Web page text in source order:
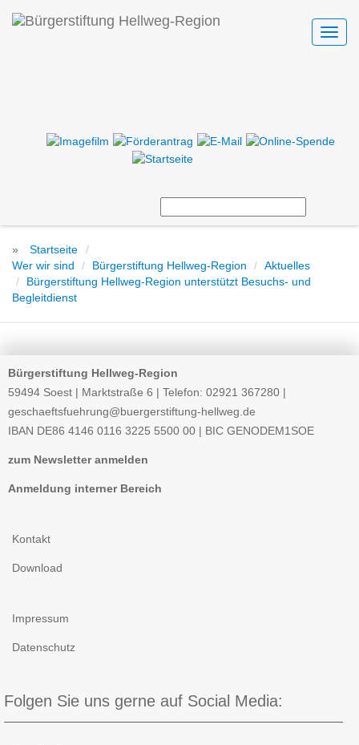
»
Startseite
Wer wir sind
Bürgerstiftung Hellweg-Region
Aktuelles
Bürgerstiftung Hellweg-Region unterstützt Besuchs- und
Begleitdienst
Bürgerstiftung Hellweg-Region
59494 Soest | Marktstraße 6 | Telefon: 02921 367280 |
geschaeftsfuehrung@buergerstiftung-hellweg.de
IBAN DE86 4146 0116 3225 5500 00 | BIC GENODEM1SOE
zum Newsletter anmelden
Anmeldung interner Bereich
Kontakt
Download
Impressum
Datenschutz
Folgen Sie uns gerne auf Social Media: